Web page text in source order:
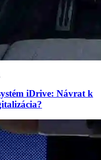
iDrive: Návrat k